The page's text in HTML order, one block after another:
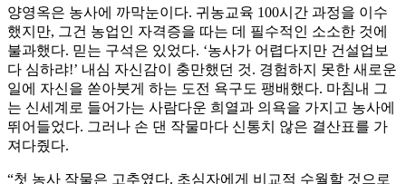
양영옥은 농사에 까막눈이다. 귀농교육 100시간 과정을 이수
했지만, 그건 농업인 자격증을 따는 데 필수적인 소소한 것에
불과했다. 믿는 구석은 있었다. ‘농사가 어렵다지만 건설업보
다 심하랴!’ 내심 자신감이 충만했던 것. 경험하지 못한 새로운
일에 자신을 쏟아붓게 하는 도전 욕구도 팽배했다. 마침내 그
는 신세계로 들어가는 사람다운 희열과 의욕을 가지고 농사에
뛰어들었다. 그러나 손 댄 작물마다 신통치 않은 결산표를 가
져다줬다.
“첫 농사 작물은 고추였다. 초심자에게 비교적 수월할 것으로